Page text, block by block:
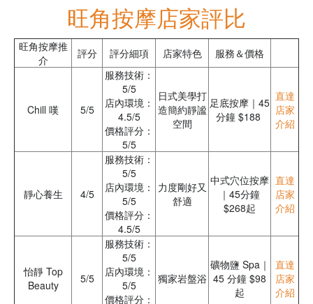
旺角按摩店家評比
旺角按摩推
介
評分 評分細項 店家特色 服務＆價格
Chill 嘆 5/5
服務技術：
5/5
店內環境：
4.5/5
價格評分：
5/5
日式美學打
造簡約靜謐
空間
足底按摩｜45
分鐘 $188
直達
店家
介紹
靜心養生 4/5
服務技術：
5/5
店內環境：
5/5
價格評分：
4.5/5
力度剛好又
舒適
中式穴位按摩
｜45分鐘
$268起
直達
店家
介紹
怡靜 Top
Beauty
5/5
服務技術：
5/5
店內環境：
5/5
價格評分：
獨家岩盤浴
礦物鹽 Spa｜
45 分鐘 $98
起
直達
店家
介紹